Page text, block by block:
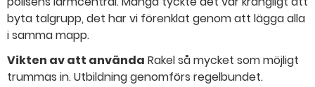
byta talgrupp, det har vi förenklat genom att lägga alla
i samma mapp.
Vikten av att använda Rakel så mycket som möjligt
trummas in. Utbildning genomförs regelbundet.